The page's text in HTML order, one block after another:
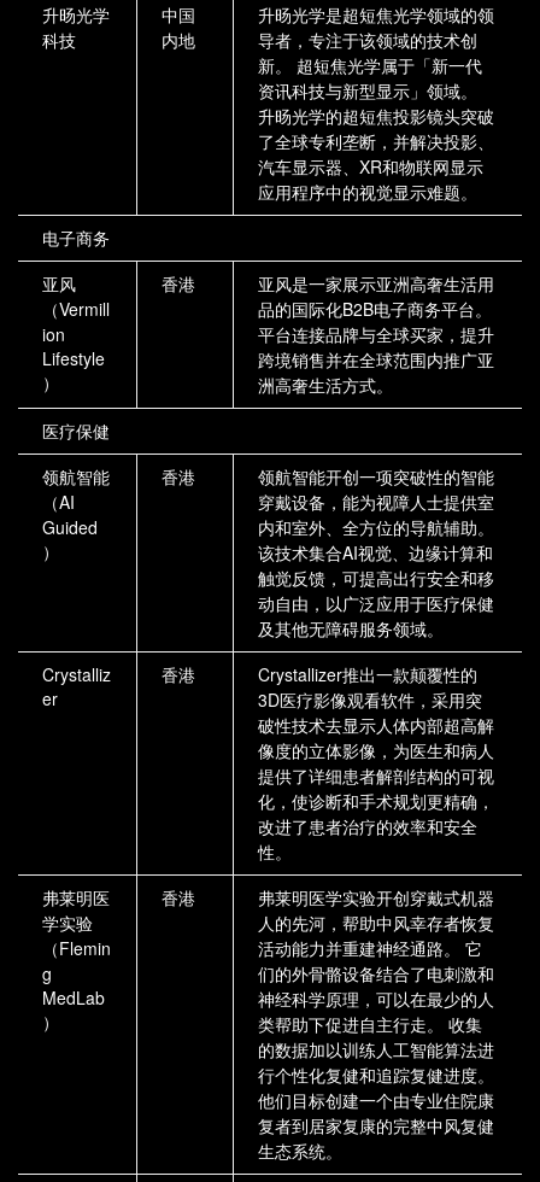
升旸光学
科技
中国
内地
升旸光学是超短焦光学领域的领
导者，专注于该领域的技术创
新。 超短焦光学属于「新一代
资讯科技与新型显示」领域。
升旸光学的超短焦投影镜头突破
了全球专利垄断，并解决投影、
汽车显示器、XR和物联网显示
应用程序中的视觉显示难题。
电子商务
亚风
（Vermill
ion
Lifestyle
）
香港
亚风是一家展示亚洲高奢生活用
品的国际化B2B电子商务平台。
平台连接品牌与全球买家，提升
跨境销售并在全球范围内推广亚
洲高奢生活方式。
医疗保健
领航智能
（AI
Guided
）
香港
领航智能开创一项突破性的智能
穿戴设备，能为视障人士提供室
内和室外、全方位的导航辅助。
该技术集合AI视觉、边缘计算和
触觉反馈，可提高出行安全和移
动自由，以广泛应用于医疗保健
及其他无障碍服务领域。
Crystalliz
er
香港
Crystallizer推出一款颠覆性的
3D医疗影像观看软件，采用突
破性技术去显示人体内部超高解
像度的立体影像，为医生和病人
提供了详细患者解剖结构的可视
化，使诊断和手术规划更精确，
改进了患者治疗的效率和安全
性。
弗莱明医
学实验
（Flemin
g
MedLab
）
香港
弗莱明医学实验开创穿戴式机器
人的先河，帮助中风幸存者恢复
活动能力并重建神经通路。 它
们的外骨骼设备结合了电刺激和
神经科学原理，可以在最少的人
类帮助下促进自主行走。 收集
的数据加以训练人工智能算法进
行个性化复健和追踪复健进度。
他们目标创建一个由专业住院康
复者到居家复康的完整中风复健
生态系统。